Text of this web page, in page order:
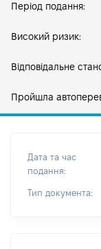
Період подання:
Високий ризик:
Відповідальне
Пройшла
Дата та час
подання:
Тип документа: